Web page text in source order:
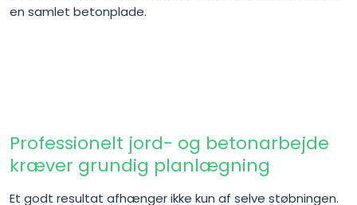
en samlet betonplade.
Professionelt jord- og betonarbejde
kræver grundig planlægning
Et godt resultat afhænger ikke kun af selve støbningen.